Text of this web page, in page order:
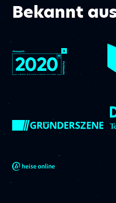
Bekannt